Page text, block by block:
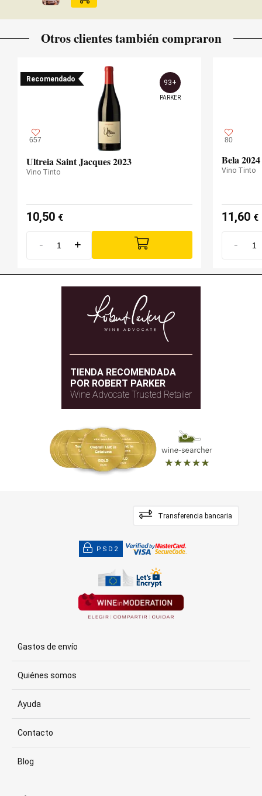
Otros clientes también compraron
Recomendado
657
93+
PARKER
Ultreia Saint Jacques 2023
Vino Tinto
10,50 €
- +
80
Bela 2024
Vino Tinto
11,60 €
-
TIENDA RECOMENDADA
POR ROBERT PARKER
Wine Advocate Trusted Retailer
Transferencia bancaria
PSD2
Gastos de envío
Quiénes somos
Ayuda
Contacto
Blog